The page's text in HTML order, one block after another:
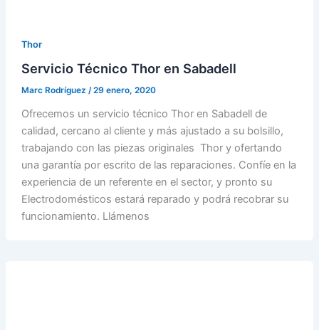
Thor
Servicio Técnico Thor en Sabadell
Marc Rodríguez /29 enero, 2020
Ofrecemos un servicio técnico Thor en Sabadell de
calidad, cercano al cliente y más ajustado a su bolsillo,
trabajando con las piezas originales Thor y ofertando
una garantía por escrito de las reparaciones. Confíe en la
experiencia de un referente en el sector, y pronto su
Electrodomésticos estará reparado y podrá recobrar su
funcionamiento. Llámenos